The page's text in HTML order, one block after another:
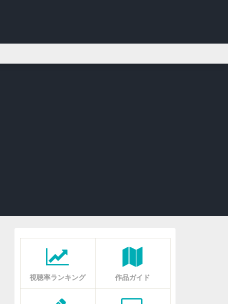
視聴率ランキング 作品ガイド